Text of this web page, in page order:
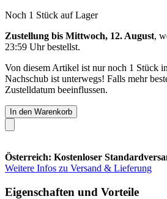
Noch 1 Stück auf Lager
Zustellung bis Mittwoch, 12. August,
23:59 Uhrbestellst.
Von diesem Artikel ist nur noch 1 Stück
Nachschub ist unterwegs! Falls mehr
Zustelldatum beeinflussen.
In den Warenkorb
Österreich: Kostenloser
Weitere Infos zu Versand & Lieferung
Eigenschaften und Vorteile